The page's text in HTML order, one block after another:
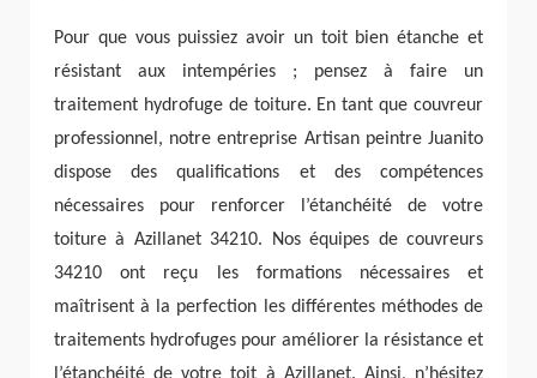
Pour que vous puissiez avoir un toit bien étanche et
résistant aux intempéries ; pensez à faire un
traitement hydrofuge de toiture. En tant que couvreur
professionnel, notre entreprise Artisan peintre Juanito
dispose des qualifications et des compétences
nécessaires pour renforcer l’étanchéité de votre
toiture à Azillanet 34210. Nos équipes de couvreurs
34210 ont reçu les formations nécessaires et
maîtrisent à la perfection les différentes méthodes de
traitements hydrofuges pour améliorer la résistance et